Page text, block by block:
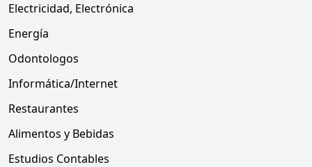
Electricidad, Electrónica
Energía
Odontologos
Informática/Internet
Restaurantes
Alimentos y Bebidas
Estudios Contables